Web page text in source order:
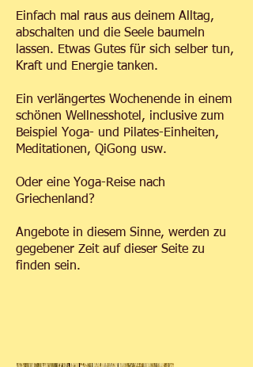
Einfach mal raus aus deinem Alltag,
abschalten und die Seele baumeln
lassen. Etwas Gutes für sich selber tun,
Kraft und Energie tanken.
Ein verlängertes Wochenende in einem
schönen Wellnesshotel, inclusive zum
Beispiel Yoga- und Pilates-Einheiten,
Meditationen, QiGong usw.
Oder eine Yoga-Reise nach
Griechenland?
Angebote in diesem Sinne, werden zu
gegebener Zeit auf dieser Seite zu
finden sein.